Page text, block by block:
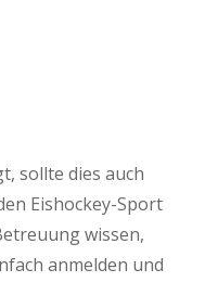
sollte dies auch
Eishockey-Sport
wissen,
anmelden und